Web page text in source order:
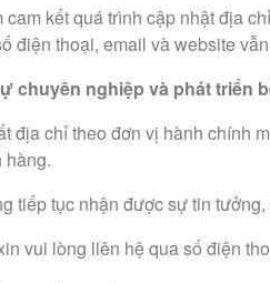
kết quá trình cập nhật địa
điện thoại, email và website
chuyên nghiệp và phát triển
địa chỉ theo đơn vị hành chính
hàng.
tiếp tục nhận được sự tin
vui lòng liên hệ qua số điện